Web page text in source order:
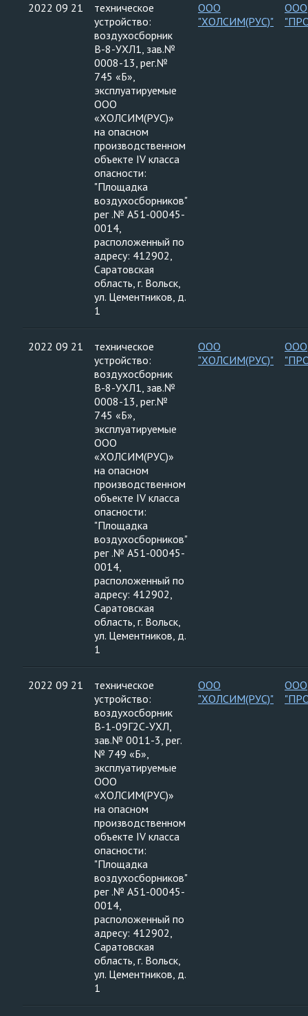
2022 09 21
техническое
устройство:
воздухосборник
В-8-УХЛ1, зав.№
0008-13, рег.№
745 «Б»,
эксплуатируемые
ООО
«ХОЛСИМ(РУС)»
на опасном
производственном
объекте IV класса
опасности:
"Площадка
воздухосборников"
рег .№ А51-00045-
0014,
расположенный по
адресу: 412902,
Саратовская
область, г. Вольск,
ул. Цементников, д.
1
ООО
"ХОЛСИМ(РУС)"
ООО
2022 09 21
техническое
устройство:
воздухосборник
В-8-УХЛ1, зав.№
0008-13, рег.№
745 «Б»,
эксплуатируемые
ООО
«ХОЛСИМ(РУС)»
на опасном
производственном
объекте IV класса
опасности:
"Площадка
воздухосборников"
рег .№ А51-00045-
0014,
расположенный по
адресу: 412902,
Саратовская
область, г. Вольск,
ул. Цементников, д.
1
ООО
"ХОЛСИМ(РУС)"
ООО
2022 09 21
техническое
устройство:
воздухосборник
В-1-09Г2С-УХЛ,
зав.№ 0011-3, рег.
№ 749 «Б»,
эксплуатируемые
ООО
«ХОЛСИМ(РУС)»
на опасном
производственном
объекте IV класса
опасности:
"Площадка
воздухосборников"
рег .№ А51-00045-
0014,
расположенный по
адресу: 412902,
Саратовская
область, г. Вольск,
ул. Цементников, д.
1
ООО
"ХОЛСИМ(РУС)"
ООО